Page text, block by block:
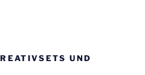
UND